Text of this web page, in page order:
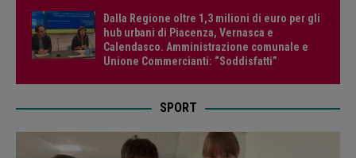
Dalla Regione oltre 1,3 milioni di euro per gli
hub urbani di Piacenza, Vernasca e
Calendasco. Amministrazione comunale e
Unione Commercianti: “Soddisfatti”
SPORT